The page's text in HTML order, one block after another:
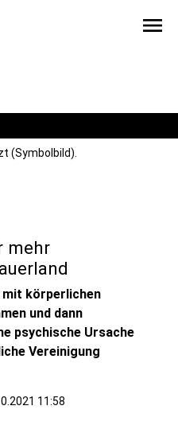
menu
(Symbolbild).
mehr
mit körperlichen
und dann
psychische Ursache
Vereinigung
11:58